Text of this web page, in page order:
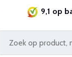
betrouwbaar en
9,1 op